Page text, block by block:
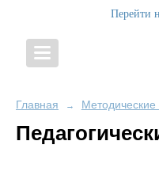
Перейти
Главная →